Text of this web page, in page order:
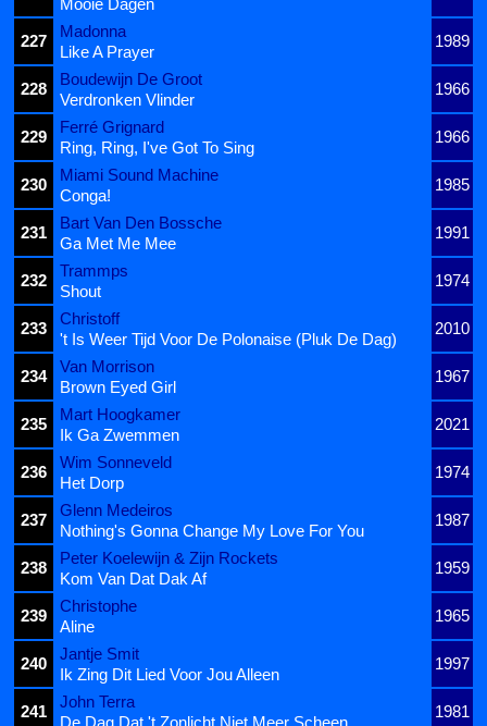
Mooie Dagen
227
Madonna
1989
Like A Prayer
228
Boudewijn De Groot
1966
Verdronken Vlinder
229
Ferré Grignard
1966
Ring, Ring, I've Got To Sing
230
Miami Sound Machine
1985
Conga!
231
Bart Van Den Bossche
1991
Ga Met Me Mee
232
Trammps
1974
Shout
233
Christoff
2010
't Is Weer Tijd Voor De Polonaise (Pluk De Dag)
234
Van Morrison
1967
Brown Eyed Girl
235
Mart Hoogkamer
2021
Ik Ga Zwemmen
236
Wim Sonneveld
1974
Het Dorp
237
Glenn Medeiros
1987
Nothing's Gonna Change My Love For You
238
Peter Koelewijn & Zijn Rockets
1959
Kom Van Dat Dak Af
239
Christophe
1965
Aline
240
Jantje Smit
1997
Ik Zing Dit Lied Voor Jou Alleen
241
John Terra
1981